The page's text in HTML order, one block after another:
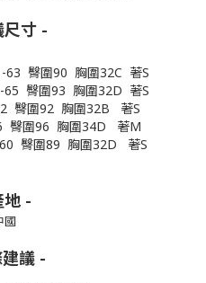
尺寸 -
臀圍90 胸圍32C 著S
臀圍93 胸圍32D 著S
圍92 胸圍32B 著S
圍96 胸圍34D 著M
臀圍89 胸圍32D 著S
地 -
國
議 -